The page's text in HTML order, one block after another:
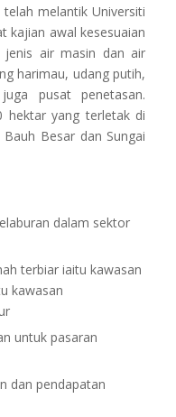
telah melantik Universiti
kajian awal kesesuaian
jenis air masin dan air
harimau, udang putih,
pusat penetasan.
hektar yang terletak di
Besar dan Sungai
dalam sektor
terbiar iaitu kawasan
kawasan
untuk pasaran
dan pendapatan